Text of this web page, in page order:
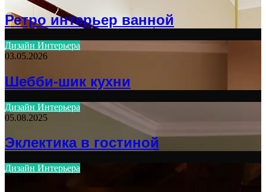
Ретро интерьер ванной
Дизайн Интерьера
03.05.2026
Шебби-шик кухни
Дизайн Интерьера
05.08.2025
Эклектика в гостиной
Дизайн Интерьера